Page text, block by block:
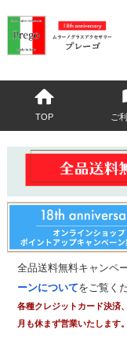
TOP ご
全品送料無料キャンペ
ーンについてをご覧く
各種クレジットカード決済
月も休まず営業いたします。